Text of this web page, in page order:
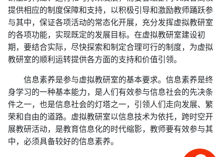
提供相应的制度保障和支持，以积极引导和激励教师踊跃参
与其中，保证各项活动的常态化开展，充分发挥虚拟教研室
的各项功能，实现既定的发展目标。在虚拟教研室建设初
期，要结合实际，尽快探索和制定合理可行的制度，为虚拟
教研室的顺利运转提供各方面的支持和价值引领。
信息素养是参与虚拟教研室的基本要求。信息素养是终
身学习的一种基本能力，是人们有效参与信息社会的先决条
件之一，也是信息社会的灯塔之一，引领人们走向发展、繁
荣和自由的道路。虚拟教研室以信息技术为依托，跨时空开
展教研活动，是教育信息化的时代缩影，教师要有效参与其
中，必须具备较好的信息素养。